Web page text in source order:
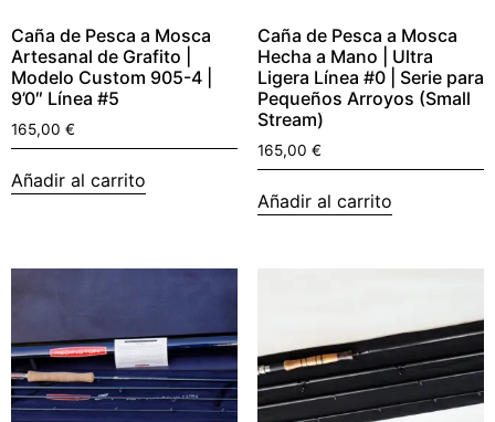
Caña de Pesca a Mosca
Artesanal de Grafito |
Modelo Custom 905-4 |
9’0″ Línea #5
165,00 €
Añadir al carrito
Caña de Pesca a Mosca
Hecha a Mano | Ultra
Ligera Línea #0 | Serie para
Pequeños Arroyos (Small
Stream)
165,00 €
Añadir al carrito